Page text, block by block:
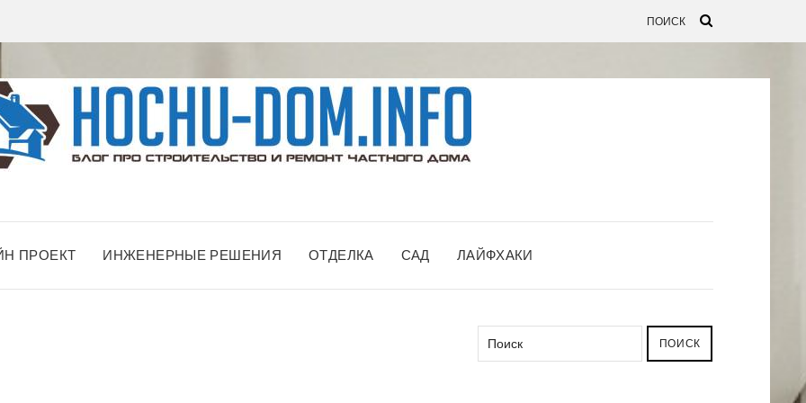
ПРОЕКТ ИНЖЕНЕРНЫЕ РЕШЕНИЯ ОТДЕЛКА САД ЛАЙФХАКИ
ПОИСК